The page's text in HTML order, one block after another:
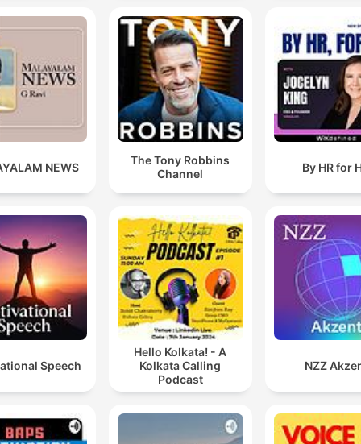
NEWS
The Tony Robbins
Channel
By HR for
Speech
Hello Kolkata! - A
Kolkata Calling
Podcast
NZZ